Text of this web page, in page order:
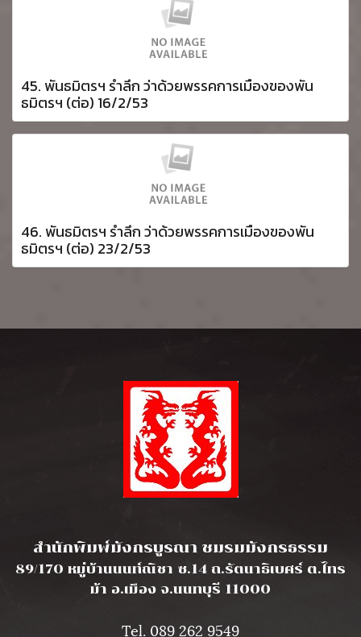
45. พันธมิตรฯ รำลึก ว่าด้วยพรรคการเมืองของพัน
ธมิตรฯ (ต่อ) 16/2/53
46. พันธมิตรฯ รำลึก ว่าด้วยพรรคการเมืองของพัน
ธมิตรฯ (ต่อ) 23/2/53
สำนักพิมพ์มังกรบูรณา ชมรมมังกรธรรม
89/170 หมู่บ้านนนท์ณิชา ซ.14 ถ.รัตนาธิเบศร์ ต.ไทร
ม้า อ.เมือง จ.นนทบุรี 11000
Tel. 089 262 9549